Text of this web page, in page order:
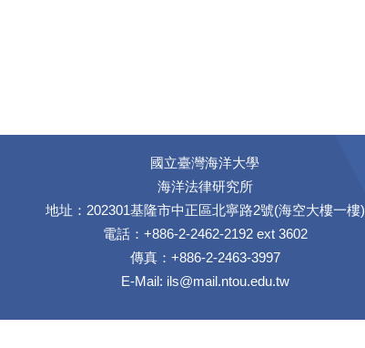
國立臺灣海洋大學
海洋法律研究所
地址：202301基隆市中正區北寧路2號(海空大樓一樓)
電話：+886-2-2462-2192 ext 3602
傳真：+886-2-2463-3997
E-Mail: ils@mail.ntou.edu.tw